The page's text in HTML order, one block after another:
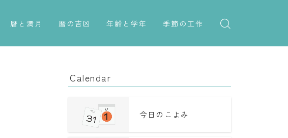
暦と満月
今日のこよみ
暦の吉凶
吉日・縁起の良い日
二十八宿
二十七宿
年齢と学年
年齢・干支
厄年
長寿のお祝い
季節の工作
紋切り遊び
Calendar
今日のこよみ